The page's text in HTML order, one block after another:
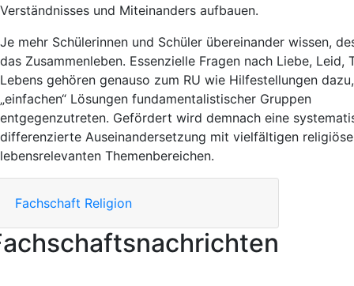
Verständnisses und Miteinanders aufbauen.
Je mehr Schülerinnen und Schüler übereinander wissen,
das Zusammenleben. Essenzielle Fragen nach Liebe, Leid,
Lebens gehören genauso zum RU wie Hilfestellungen
„einfachen“ Lösungen fundamentalistischer Gruppen
entgegenzutreten. Gefördert wird demnach eine
differenzierte Auseinandersetzung mit vielfältigen
lebensrelevanten Themenbereichen.
Fachschaft Religion